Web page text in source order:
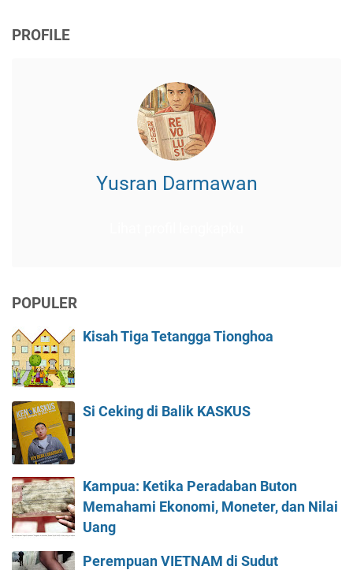
PROFILE
Yusran Darmawan
POPULER
Kisah Tiga Tetangga Tionghoa
Si Ceking di Balik KASKUS
Kampua: Ketika Peradaban Buton
Memahami Ekonomi, Moneter, dan Nilai
Uang
Perempuan VIETNAM di Sudut